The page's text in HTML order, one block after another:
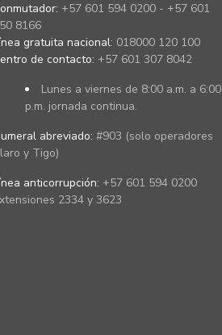
+57 601 594 0200 - +57 601
8166
gratuita nacional: 018000 120 100
de contacto: +57 601 307 8042
Lunes a viernes de 8:00 a.m. a 6:00
p.m. jornada continua.
abreviado: #903 (solo operadores
y Tigo)
anticorrupción: +57 601 594 0200
2334 y 3623